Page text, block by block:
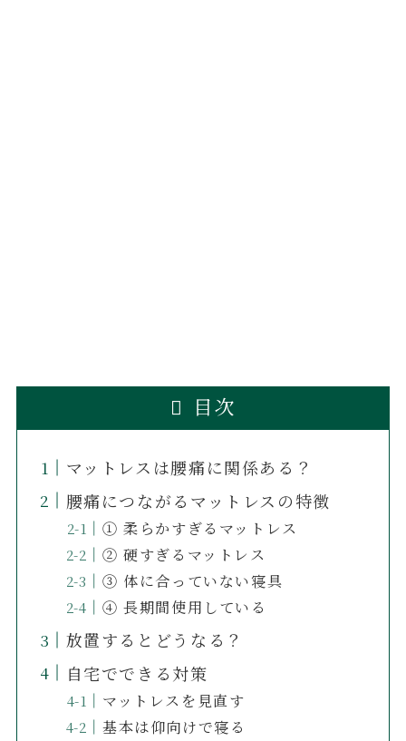
目次
マットレスは腰痛に関係ある？
腰痛につながるマットレスの特徴
① 柔らかすぎるマットレス
② 硬すぎるマットレス
③ 体に合っていない寝具
④ 長期間使用している
放置するとどうなる？
自宅でできる対策
マットレスを見直す
基本は仰向けで寝る